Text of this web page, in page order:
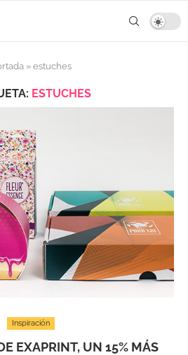
» estuches
ESTUCHES
Inspiración
EXAPRINT, UN 15% MÁS